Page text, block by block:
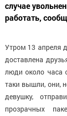
случае
работать,
Утром 13 апреля
доставлена
люди около часа
таки вышли, они,
девушку,
прозрачных